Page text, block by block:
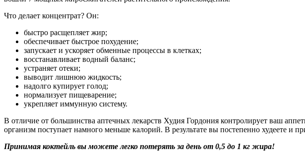
Что делает концентрат? Он:
быстро расщепляет жир;
обеспечивает быстрое похудение;
запускает и ускоряет обменные процессы в клетках;
восстанавливает водный баланс;
устраняет отеки;
выводит лишнюю жидкость;
надолго купирует голод;
нормализует пищеварение;
укрепляет иммунную систему.
В отличие от большинства аптечных лекарств Худия Гордония контролирует ваш
организм поступает намного меньше калорий. В результате вы постепенно худеете и
Принимая коктейль вы можете легко потерять за день от 0,5 до 1 кг жира!